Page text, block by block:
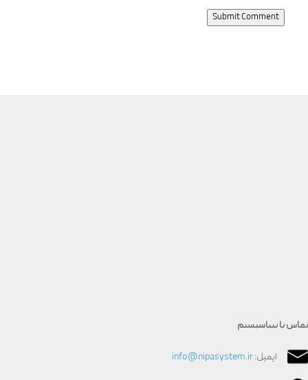
Submit Comment
تماس با نیپاسیستم
ایمیل:info@nipasystem.ir